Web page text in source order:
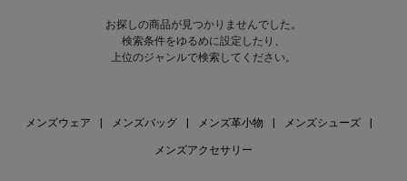
お探しの商品が見つかりませんでした。
検索条件をゆるめに設定したり、
上位のジャンルで検索してください。
メンズウェア メンズバッグ メンズ革小物 メンズシューズ
メンズアクセサリー